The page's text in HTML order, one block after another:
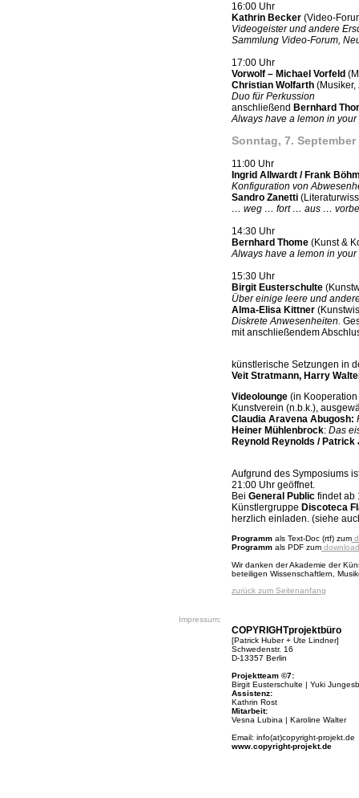
16:00 Uhr
Kathrin Becker (Video-
Videogeister und andere
Sammlung Video-Forum,
17:00 Uhr
Vorwolf – Michael Vorfeld
Christian Wolfarth (Musiker,
Duo für Perkussion
anschließend Bernhard
Always have a lemon in your
Sonntag, 7. September
11:00 Uhr
Ingrid Allwardt / Frank
Konfiguration von
Sandro Zanetti
… weg … fort … aus …
14:30 Uhr
Bernhard Thome (Kunst &
Always have a lemon in your
15:30 Uhr
Birgit Eusterschulte
Über einige leere und
Alma-Elisa Kittner
Diskrete Anwesenheiten.
mit anschließendem
künstlerische Setzungen in
Veit Stratmann, Harry
Videolounge (in
Kunstverein (n.b.k.),
Claudia Aravena Abugosh:
Heiner Mühlenbrock: Das
Reynold Reynolds /
Aufgrund des Symposiums
21:00 Uhr geöffnet.
Bei General Public findet ab
Künstlergruppe Discoteca
herzlich einladen. (siehe
Programm als Text-Doc (rtf) zum
Programm als PDF zum
Wir danken der Akademie der
beteiligen Wissenschaftlern,
zurück zum Seitenanfang
Impressum:
COPYRIGHTprojektbüro
[Patrick Huber + Ute Lindner]
Schwedenstr. 16
D-13357 Berlin
Projektteam ©7:
Birgit Eusterschulte | Yuki
Assistenz:
Kathrin Rost
Mitarbeit:
Vesna Lubina | Karoline Walter
Email: info(at)copyright-projekt.de
www.copyright-projekt.de